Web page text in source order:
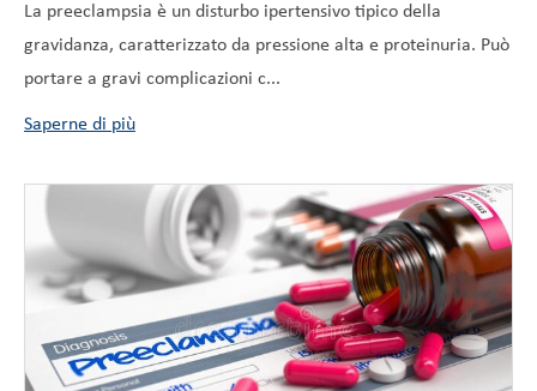
La preeclampsia è un disturbo ipertensivo tipico della
gravidanza, caratterizzato da pressione alta e proteinuria. Può
portare a gravi complicazioni c...
Saperne di più